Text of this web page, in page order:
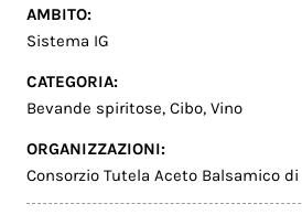
AMBITO:
Sistema IG
CATEGORIA:
Bevande spiritose,Cibo,Vino
ORGANIZZAZIONI:
Consorzio Tutela Aceto Balsamico